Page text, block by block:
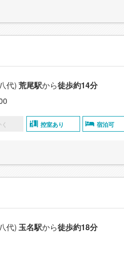
代) 荒尾駅から徒歩約14分
控室あり 宿泊可
代) 玉名駅から徒歩約18分